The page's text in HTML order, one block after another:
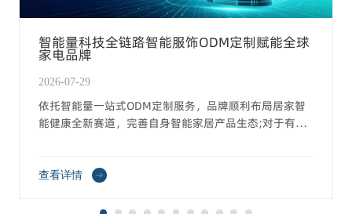
智能量科技全链路智能服饰ODM定制赋能全球
家电品牌
2026-07-29
依托智能量一站式ODM定制服务，品牌顺利布局居家智
能健康全新赛道，完善自身智能家居产品生态;对于有拓
效率开辟第二增长曲线的可靠供应链支撑
查看详情